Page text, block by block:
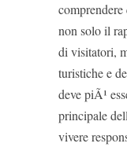
non solo il
di visitatori,
turistiche e
deve piÃ¹
principale
vivere